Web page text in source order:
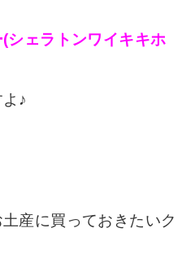
シェラトンワイキキホ
♪
産に買っておきたいク